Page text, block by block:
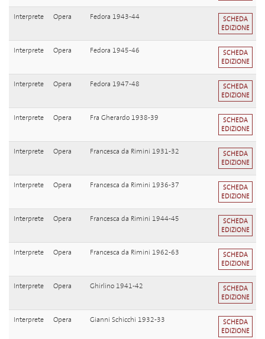
Interprete Opera Fedora 1943-44
SCHEDA
EDIZIONE
Interprete Opera Fedora 1945-46
SCHEDA
EDIZIONE
Interprete Opera Fedora 1947-48
SCHEDA
EDIZIONE
Interprete Opera Fra Gherardo 1938-39
SCHEDA
EDIZIONE
Interprete Opera Francesca da Rimini 1931-32
SCHEDA
EDIZIONE
Interprete Opera Francesca da Rimini 1936-37
SCHEDA
EDIZIONE
Interprete Opera Francesca da Rimini 1944-45
SCHEDA
EDIZIONE
Interprete Opera Francesca da Rimini 1962-63
SCHEDA
EDIZIONE
Interprete Opera Ghirlino 1941-42
SCHEDA
EDIZIONE
Interprete Opera Gianni Schicchi 1932-33
SCHEDA
EDIZIONE